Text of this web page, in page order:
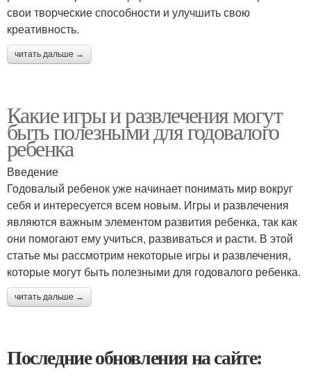
свои творческие способности и улучшить свою
креативность.
читать дальше →
Какие игры и развлечения могут
быть полезными для годовалого
ребенка
Введение
Годовалый ребенок уже начинает понимать мир вокруг
себя и интересуется всем новым. Игры и развлечения
являются важным элементом развития ребенка, так как
они помогают ему учиться, развиваться и расти. В этой
статье мы рассмотрим некоторые игры и развлечения,
которые могут быть полезными для годовалого ребенка.
читать дальше →
Последние обновления на сайте: